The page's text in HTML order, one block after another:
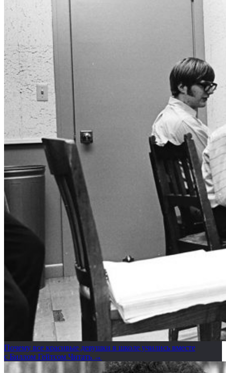
Почему все красивые девушки в школе учились вместе
с Биллом Гейтсом Читать →